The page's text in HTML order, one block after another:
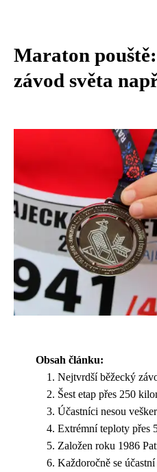
Maraton
závod světa
Obsah článku:
Nejtvrdší běžecký
Šest etap přes 250
Účastníci nesou
Extrémní teploty přes
Založen roku 1986
Každoročně se